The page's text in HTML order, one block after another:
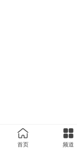
首页 频道